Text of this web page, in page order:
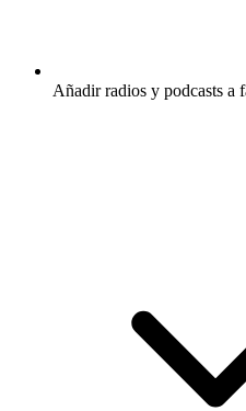
Añadir radios y podcasts a